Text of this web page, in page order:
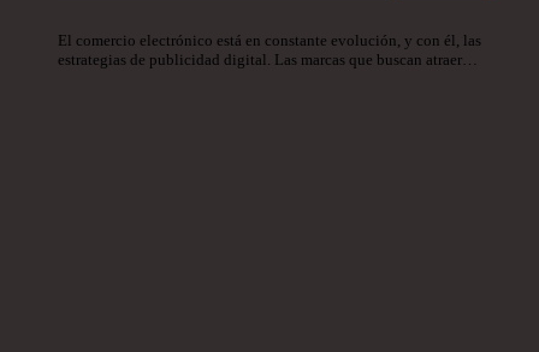
El comercio electrónico está en constante evolución, y con él, las
estrategias de publicidad digital. Las marcas que buscan atraer…